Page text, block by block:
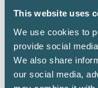
This website uses
We use cookies to
provide social
We also share
our social media,
går sämst för.
vara företagare
ibland och ägna
en riktig
med sina